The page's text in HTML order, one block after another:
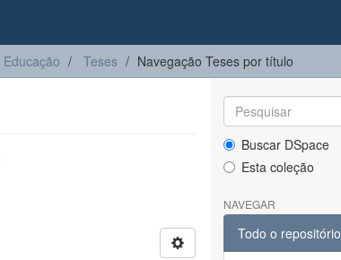
Teses Navegação Teses por título
Buscar DSpace
Esta coleção
NAVEGAR
Todo o repositório